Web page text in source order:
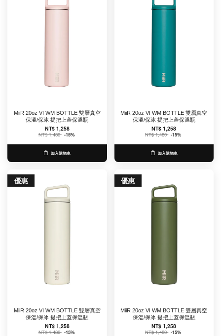
MiiR 20oz VI WM BOTTLE 雙層真空
保溫/保冰 提把上蓋保溫瓶
NT$ 1,258
NT$ 1,480 -15%
加入購物車
MiiR 20oz VI WM BOTTLE 雙層真空
保溫/保冰 提把上蓋保溫瓶
NT$ 1,258
NT$ 1,480 -15%
加入購物車
優惠
MiiR 20oz VI WM BOTTLE 雙層真空
保溫/保冰 提把上蓋保溫瓶
NT$ 1,258
NT$ 1,480 -15%
優惠
MiiR 20oz VI WM BOTTLE 雙層真空
保溫/保冰 提把上蓋保溫瓶
NT$ 1,258
NT$ 1,480 -15%